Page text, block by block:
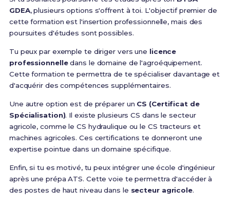
GDEA, plusieurs options s'offrent à toi. L'objectif premier de
cette formation est l'insertion professionnelle, mais des
poursuites d'études sont possibles.
Tu peux par exemple te diriger vers une licence
professionnelledans le domaine de l'agroéquipement.
Cette formation te permettra de te spécialiser davantage et
d'acquérir des compétences supplémentaires.
Une autre option est de préparer un CS (Certificat de
Spécialisation). Il existe plusieurs CS dans le secteur
agricole, comme le CS hydraulique ou le CS tracteurs et
machines agricoles. Ces certifications te donneront une
expertise pointue dans un domaine spécifique.
Enfin, si tu es motivé, tu peux intégrer une école d'ingénieur
après une prépa ATS. Cette voie te permettra d'accéder à
des postes de haut niveau dans le secteur agricole.